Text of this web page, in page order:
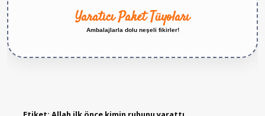
Yaratıcı Paket Tüyoları
Ambalajlarla dolu neşeli fikirler!